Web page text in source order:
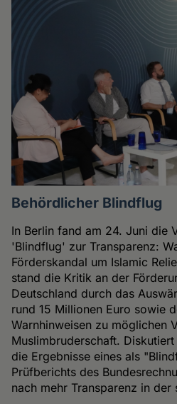
Behördlicher Blindflug
In Berlin fand am 24. Juni die
'Blindflug' zur Transparenz:
Förderskandal um Islamic
stand die Kritik an der
Deutschland durch das
rund 15 Millionen Euro sowie
Warnhinweisen zu möglichen
Muslimbruderschaft.
die Ergebnisse eines als
Prüfberichts des
nach mehr Transparenz in